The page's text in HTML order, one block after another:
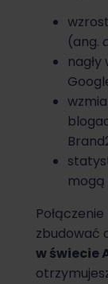
(ang.
mogą
zbudować
w świecie